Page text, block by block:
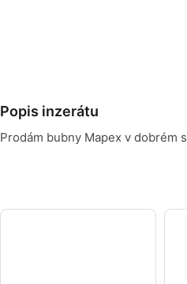
Popis inzerátu
Prodám bubny Mapex v dobrém